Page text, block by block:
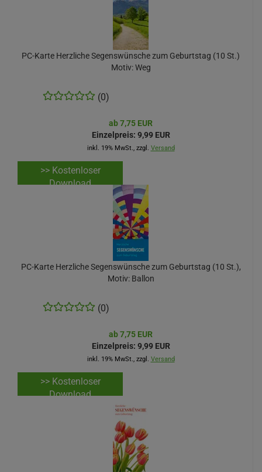
PC-Karte Herzliche Segenswünsche zum Geburtstag (10 St.)
Motiv: Weg
(0)
ab 7,75 EUR
Einzelpreis: 9,99 EUR
inkl. 19% MwSt., zzgl. Versand
>> Kostenloser
Download
PC-Karte Herzliche Segenswünsche zum Geburtstag (10 St.),
Motiv: Ballon
(0)
ab 7,75 EUR
Einzelpreis: 9,99 EUR
inkl. 19% MwSt., zzgl. Versand
>> Kostenloser
Download